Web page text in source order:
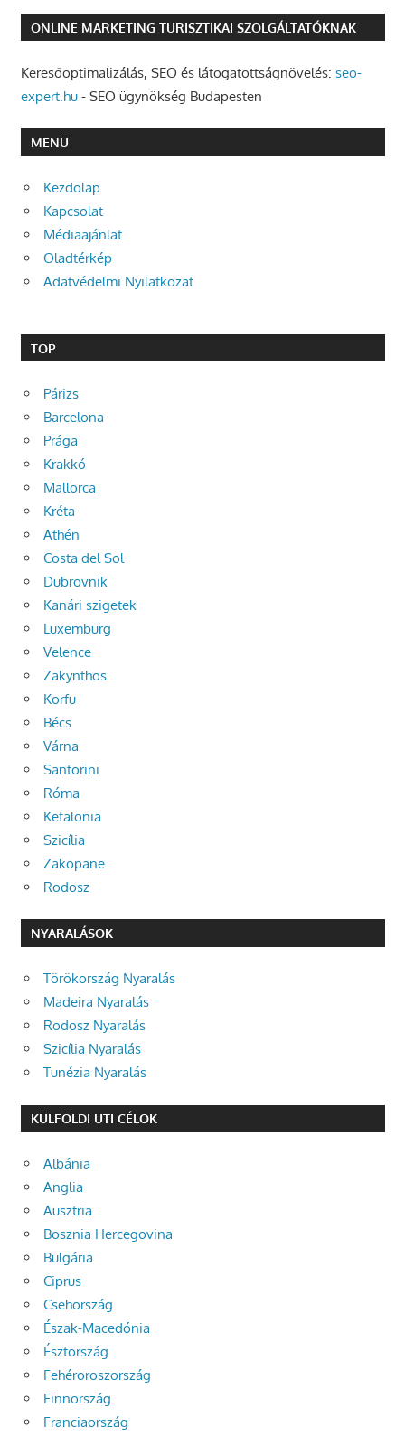
ONLINE MARKETING TURISZTIKAI SZOLGÁLTATÓKNAK
Keresőoptimalizálás, SEO és látogatottságnövelés: seo-
expert.hu- SEO ügynökség Budapesten
MENÜ
Kezdőlap
Kapcsolat
Médiaajánlat
Oladtérkép
Adatvédelmi Nyilatkozat
TOP
Párizs
Barcelona
Prága
Krakkó
Mallorca
Kréta
Athén
Costa del Sol
Dubrovnik
Kanári szigetek
Luxemburg
Velence
Zakynthos
Korfu
Bécs
Várna
Santorini
Róma
Kefalonia
Szicília
Zakopane
Rodosz
NYARALÁSOK
Törökország Nyaralás
Madeira Nyaralás
Rodosz Nyaralás
Szicília Nyaralás
Tunézia Nyaralás
KÜLFÖLDI UTI CÉLOK
Albánia
Anglia
Ausztria
Bosznia Hercegovina
Bulgária
Ciprus
Csehország
Észak-Macedónia
Észtország
Fehéroroszország
Finnország
Franciaország